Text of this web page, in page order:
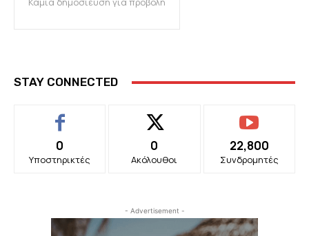
STAY CONNECTED
0
Υποστηρικτές
0
Ακόλουθοι
22,800
Συνδρομητές
- Advertisement -